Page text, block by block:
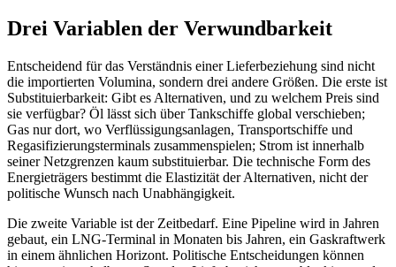
Drei Variablen der Verwundbarkeit
Entscheidend für das Verständnis einer Lieferbeziehung sind nicht
die importierten Volumina, sondern drei andere Größen. Die erste ist
Substituierbarkeit: Gibt es Alternativen, und zu welchem Preis sind
sie verfügbar? Öl lässt sich über Tankschiffe global verschieben;
Gas nur dort, wo Verflüssigungsanlagen, Transportschiffe und
Regasifizierungsterminals zusammenspielen; Strom ist innerhalb
seiner Netzgrenzen kaum substituierbar. Die technische Form des
Energieträgers bestimmt die Elastizität der Alternativen, nicht der
politische Wunsch nach Unabhängigkeit.
Die zweite Variable ist der Zeitbedarf. Eine Pipeline wird in Jahren
gebaut, ein LNG-Terminal in Monaten bis Jahren, ein Gaskraftwerk
in einem ähnlichen Horizont. Politische Entscheidungen können